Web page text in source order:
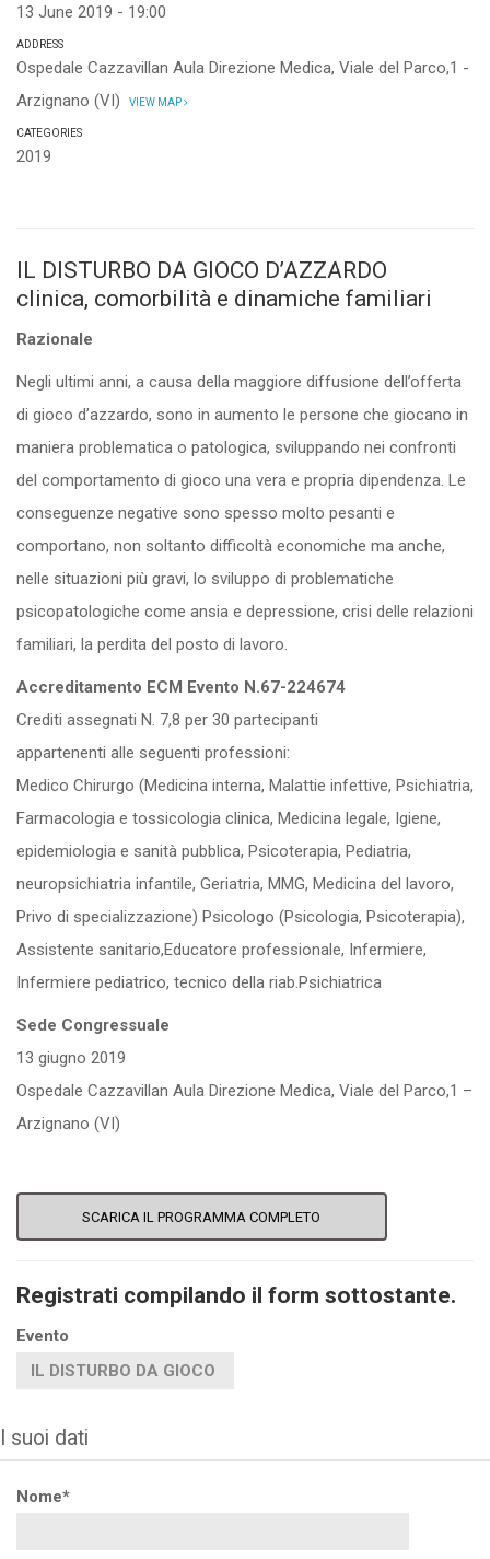
13 June 2019 - 19:00
ADDRESS
Ospedale Cazzavillan Aula Direzione Medica, Viale del Parco,1 -
Arzignano (VI)
VIEW MAP
CATEGORIES
2019
IL DISTURBO DA GIOCO D’AZZARDO
clinica, comorbilità e dinamiche familiari
Razionale
Negli ultimi anni, a causa della maggiore diffusione dell’offerta
di gioco d’azzardo, sono in aumento le persone che giocano in
maniera problematica o patologica, sviluppando nei confronti
del comportamento di gioco una vera e propria dipendenza. Le
conseguenze negative sono spesso molto pesanti e
comportano, non soltanto difficoltà economiche ma anche,
nelle situazioni più gravi, lo sviluppo di problematiche
psicopatologiche come ansia e depressione, crisi delle relazioni
familiari, la perdita del posto di lavoro.
Accreditamento ECM Evento N.67-224674
Crediti assegnati N. 7,8 per 30 partecipanti
appartenenti alle seguenti professioni:
Medico Chirurgo (Medicina interna, Malattie infettive, Psichiatria,
Farmacologia e tossicologia clinica, Medicina legale, Igiene,
epidemiologia e sanità pubblica, Psicoterapia, Pediatria,
neuropsichiatria infantile, Geriatria, MMG, Medicina del lavoro,
Privo di specializzazione) Psicologo (Psicologia, Psicoterapia),
Assistente sanitario,Educatore professionale, Infermiere,
Infermiere pediatrico, tecnico della riab.Psichiatrica
Sede Congressuale
13 giugno 2019
Ospedale Cazzavillan Aula Direzione Medica, Viale del Parco,1 –
Arzignano (VI)
SCARICA IL PROGRAMMA COMPLETO
Registrati compilando il form sottostante.
Evento
I suoi dati
Nome*